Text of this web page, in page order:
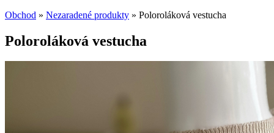
Obchod » Nezaradené produkty » Poloroláková vestucha
Poloroláková vestucha